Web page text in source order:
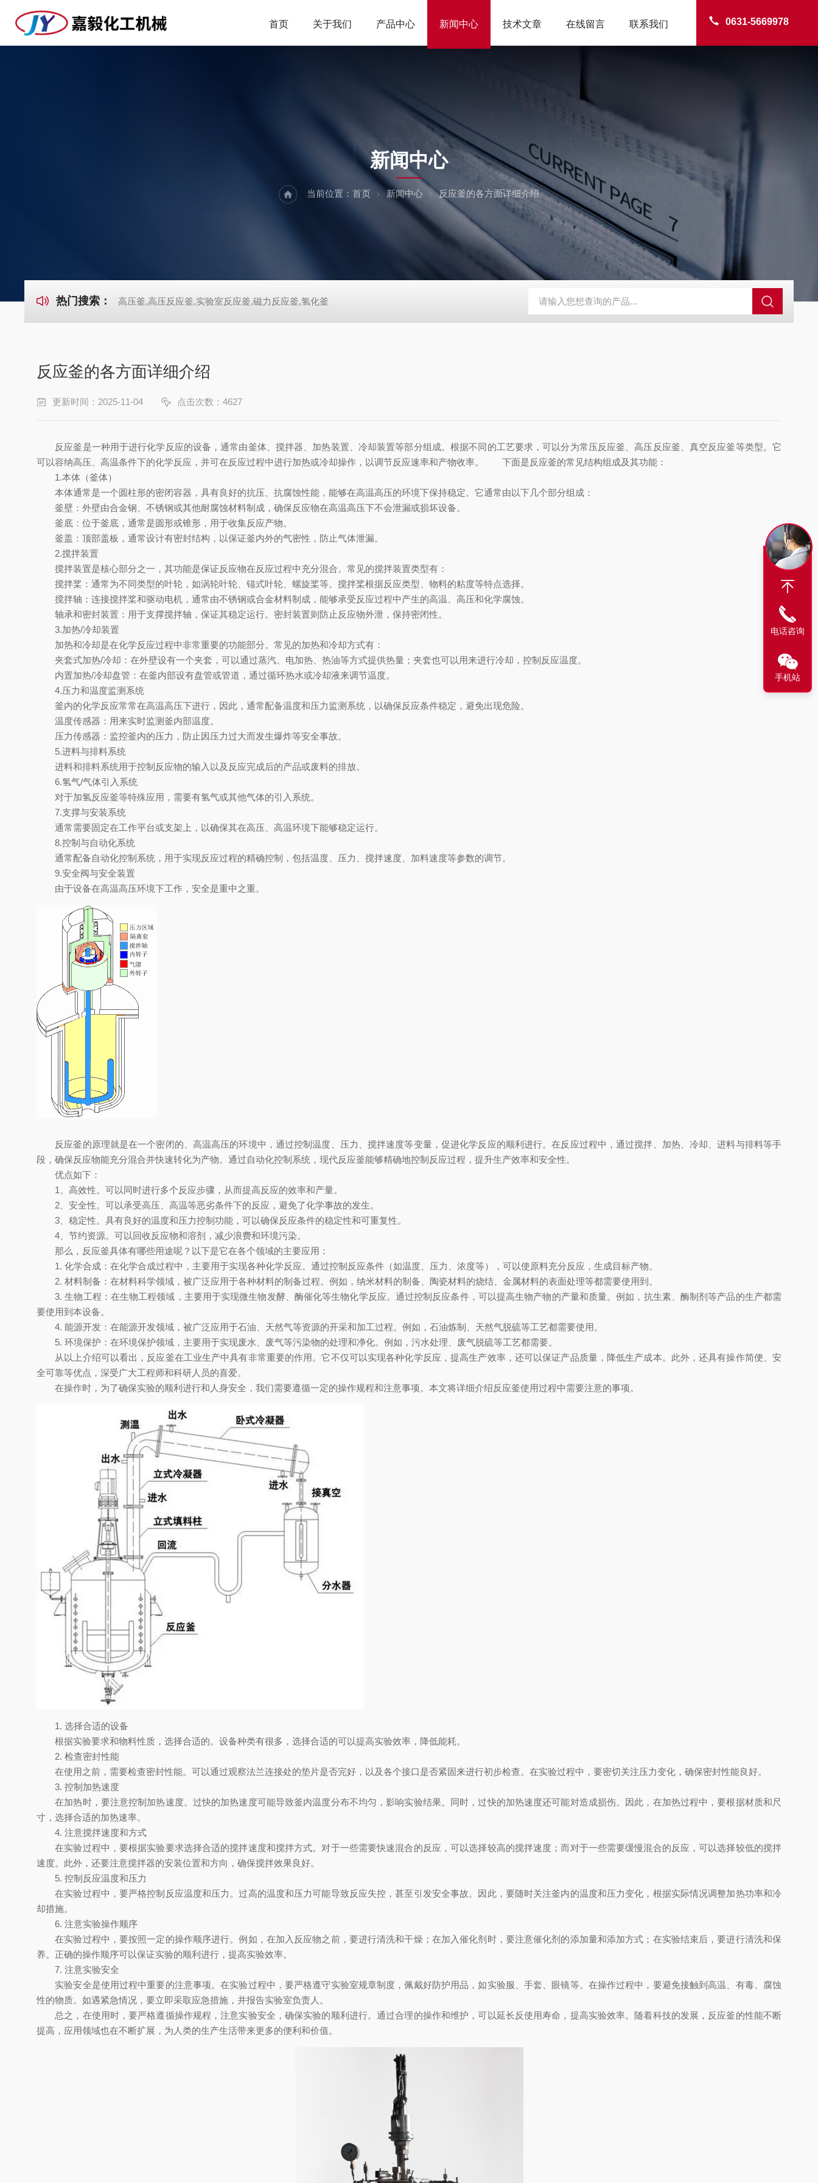
0631-5669978
首页 关于我们 产品中心 新闻中心 技术文章 在线留言 联系我们
NEWS
新闻中心
当前位置： 首页 新闻中心 反应釜的各方面详细介绍
热门搜索： 高压釜,高压反应釜,实验室反应釜,磁力反应釜,氢化釜
反应釜的各方面详细介绍
更新时间：2025-11-04 点击次数：4627
反应釜是一种用于进行化学反应的设备，通常由釜体、搅拌器、加热装置、冷却装置等部分组成。根据不同的工艺要求，可以分为常压反应釜、高压反应釜、真空反应釜等类型。它
可以容纳高压、高温条件下的化学反应，并可在反应过程中进行加热或冷却操作，以调节反应速率和产物收率。 下面是反应釜的常见结构组成及其功能：
1.本体（釜体）
本体通常是一个圆柱形的密闭容器，具有良好的抗压、抗腐蚀性能，能够在高温高压的环境下保持稳定。它通常由以下几个部分组成：
釜壁：外壁由合金钢、不锈钢或其他耐腐蚀材料制成，确保反应物在高温高压下不会泄漏或损坏设备。
釜底：位于釜底，通常是圆形或锥形，用于收集反应产物。
釜盖：顶部盖板，通常设计有密封结构，以保证釜内外的气密性，防止气体泄漏。
2.搅拌装置
搅拌装置是核心部分之一，其功能是保证反应物在反应过程中充分混合。常见的搅拌装置类型有：
搅拌桨：通常为不同类型的叶轮，如涡轮叶轮、锚式叶轮、螺旋桨等。搅拌桨根据反应类型、物料的粘度等特点选择。
搅拌轴：连接搅拌桨和驱动电机，通常由不锈钢或合金材料制成，能够承受反应过程中产生的高温、高压和化学腐蚀。
轴承和密封装置：用于支撑搅拌轴，保证其稳定运行。密封装置则防止反应物外泄，保持密闭性。
3.加热/冷却装置
加热和冷却是在化学反应过程中非常重要的功能部分。常见的加热和冷却方式有：
夹套式加热/冷却：在外壁设有一个夹套，可以通过蒸汽、电加热、热油等方式提供热量；夹套也可以用来进行冷却，控制反应温度。
内置加热/冷却盘管：在釜内部设有盘管或管道，通过循环热水或冷却液来调节温度。
4.压力和温度监测系统
釜内的化学反应常常在高温高压下进行，因此，通常配备温度和压力监测系统，以确保反应条件稳定，避免出现危险。
温度传感器：用来实时监测釜内部温度。
压力传感器：监控釜内的压力，防止因压力过大而发生爆炸等安全事故。
5.进料与排料系统
进料和排料系统用于控制反应物的输入以及反应完成后的产品或废料的排放。
6.氢气/气体引入系统
对于加氢反应釜等特殊应用，需要有氢气或其他气体的引入系统。
7.支撑与安装系统
通常需要固定在工作平台或支架上，以确保其在高压、高温环境下能够稳定运行。
8.控制与自动化系统
通常配备自动化控制系统，用于实现反应过程的精确控制，包括温度、压力、搅拌速度、加料速度等参数的调节。
9.安全阀与安全装置
由于设备在高温高压环境下工作，安全是重中之重。
反应釜的原理就是在一个密闭的、高温高压的环境中，通过控制温度、压力、搅拌速度等变量，促进化学反应的顺利进行。在反应过程中，通过搅拌、加热、冷却、进料与排料等手
段，确保反应物能充分混合并快速转化为产物。通过自动化控制系统，现代反应釜能够精确地控制反应过程，提升生产效率和安全性。
优点如下：
1、高效性。可以同时进行多个反应步骤，从而提高反应的效率和产量。
2、安全性。可以承受高压、高温等恶劣条件下的反应，避免了化学事故的发生。
3、稳定性。具有良好的温度和压力控制功能，可以确保反应条件的稳定性和可重复性。
4、节约资源。可以回收反应物和溶剂，减少浪费和环境污染。
那么，反应釜具体有哪些用途呢？以下是它在各个领域的主要应用：
1. 化学合成：在化学合成过程中，主要用于实现各种化学反应。通过控制反应条件（如温度、压力、浓度等），可以使原料充分反应，生成目标产物。
2. 材料制备：在材料科学领域，被广泛应用于各种材料的制备过程。例如，纳米材料的制备、陶瓷材料的烧结、金属材料的表面处理等都需要使用到。
3. 生物工程：在生物工程领域，主要用于实现微生物发酵、酶催化等生物化学反应。通过控制反应条件，可以提高生物产物的产量和质量。例如，抗生素、酶制剂等产品的生产都需
要使用到本设备。
4. 能源开发：在能源开发领域，被广泛应用于石油、天然气等资源的开采和加工过程。例如，石油炼制、天然气脱硫等工艺都需要使用。
5. 环境保护：在环境保护领域，主要用于实现废水、废气等污染物的处理和净化。例如，污水处理、废气脱硫等工艺都需要。
从以上介绍可以看出，反应釜在工业生产中具有非常重要的作用。它不仅可以实现各种化学反应，提高生产效率，还可以保证产品质量，降低生产成本。此外，还具有操作简便、安
全可靠等优点，深受广大工程师和科研人员的喜爱。
在操作时，为了确保实验的顺利进行和人身安全，我们需要遵循一定的操作规程和注意事项。本文将详细介绍反应釜使用过程中需要注意的事项。
1. 选择合适的设备
根据实验要求和物料性质，选择合适的。设备种类有很多，选择合适的可以提高实验效率，降低能耗。
2. 检查密封性能
在使用之前，需要检查密封性能。可以通过观察法兰连接处的垫片是否完好，以及各个接口是否紧固来进行初步检查。在实验过程中，要密切关注压力变化，确保密封性能良好。
3. 控制加热速度
在加热时，要注意控制加热速度。过快的加热速度可能导致釜内温度分布不均匀，影响实验结果。同时，过快的加热速度还可能对造成损伤。因此，在加热过程中，要根据材质和尺
寸，选择合适的加热速率。
4. 注意搅拌速度和方式
在实验过程中，要根据实验要求选择合适的搅拌速度和搅拌方式。对于一些需要快速混合的反应，可以选择较高的搅拌速度；而对于一些需要缓慢混合的反应，可以选择较低的搅拌
速度。此外，还要注意搅拌器的安装位置和方向，确保搅拌效果良好。
5. 控制反应温度和压力
在实验过程中，要严格控制反应温度和压力。过高的温度和压力可能导致反应失控，甚至引发安全事故。因此，要随时关注釜内的温度和压力变化，根据实际情况调整加热功率和冷
却措施。
6. 注意实验操作顺序
在实验过程中，要按照一定的操作顺序进行。例如，在加入反应物之前，要进行清洗和干燥；在加入催化剂时，要注意催化剂的添加量和添加方式；在实验结束后，要进行清洗和保
养。正确的操作顺序可以保证实验的顺利进行，提高实验效率。
7. 注意实验安全
实验安全是使用过程中重要的注意事项。在实验过程中，要严格遵守实验室规章制度，佩戴好防护用品，如实验服、手套、眼镜等。在操作过程中，要避免接触到高温、有毒、腐蚀
性的物质。如遇紧急情况，要立即采取应急措施，并报告实验室负责人。
总之，在使用时，要严格遵循操作规程，注意实验安全，确保实验的顺利进行。通过合理的操作和维护，可以延长反使用寿命，提高实验效率。随着科技的发展，反应釜的性能不断
提高，应用领域也在不断扩展，为人类的生产生活带来更多的便利和价值。
电话咨询
手机站